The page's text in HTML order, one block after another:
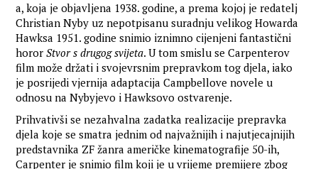
a, koja je objavljena 1938. godine, a prema kojoj je redatelj
Christian Nyby uz nepotpisanu suradnju velikog Howarda
Hawksa 1951. godine snimio iznimno cijenjeni fantastični
hororStvor s drugog svijeta. U tom smislu se Carpenterov
film može držati i svojevrsnim prepravkom tog djela, iako
je posrijedi vjernija adaptacija Campbellove novele u
odnosu na Nybyjevo i Hawksovo ostvarenje.
Prihvativši se nezahvalna zadatka realizacije prepravka
djela koje se smatra jednim od najvažnijih i najutjecajnijih
predstavnika ZF žanra američke kinematografije 50-ih,
Carpenter je snimio film koji je u vrijeme premijere zbog